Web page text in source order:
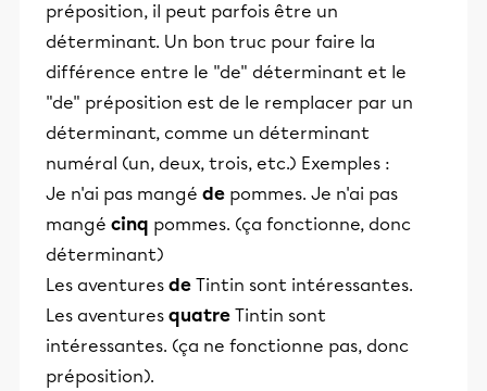
préposition, il peut parfois être un
déterminant. Un bon truc pour faire la
différence entre le "de" déterminant et le
"de" préposition est de le remplacer par un
déterminant, comme un déterminant
numéral (un, deux, trois, etc.) Exemples :
Je n'ai pas mangé de pommes. Je n'ai pas
mangé cinq pommes. (ça fonctionne, donc
déterminant)
Les aventures de Tintin sont intéressantes.
Les aventures quatre Tintin sont
intéressantes. (ça ne fonctionne pas, donc
préposition).